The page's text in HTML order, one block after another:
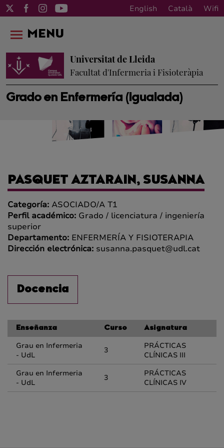
English Català Wifi
Grado en Enfermería (Igualada)
Universitat de Lleida
Facultat d'Infermeria i Fisioteràpia
MENU
PASQUET AZTARAIN, SUSANNA
Categoría: ASOCIADO/A T1
Perfil académico: Grado / licenciatura / ingeniería
superior
Departamento: ENFERMERÍA Y FISIOTERAPIA
Dirección electrónica: susanna.pasquet@udl.cat
Docencia
Enseñanza Curso Asignatura
Grau en Infermeria
- UdL
3
PRÁCTICAS
CLÍNICAS III
Grau en Infermeria
- UdL
3
PRÁCTICAS
CLÍNICAS IV